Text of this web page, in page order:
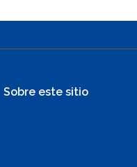
Sobre este sitio